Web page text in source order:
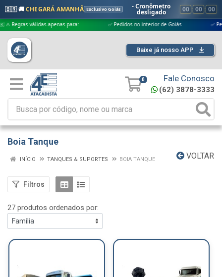
🇧🇷 🚚CHEGARÁ AMANHÃ Exclusivo Goiás - Cronômetro
desligado 00 : 00 : 00
apenas para: ✅ Pedidos no interior de Goiás ✅ Pedidos
Baixe já nosso APP
0 Fale Conosco
(62) 3878-3333
Boia Tanque
VOLTAR
INÍCIO TANQUES & SUPORTES BOIA TANQUE
Filtros
27 produtos ordenados por: